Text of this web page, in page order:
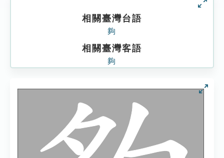
相關臺灣台語
夠
相關臺灣客語
夠